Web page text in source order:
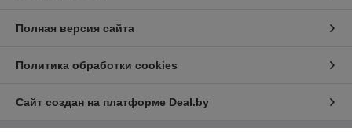
Полная версия сайта
Политика обработки cookies
Сайт создан на платформе Deal.by